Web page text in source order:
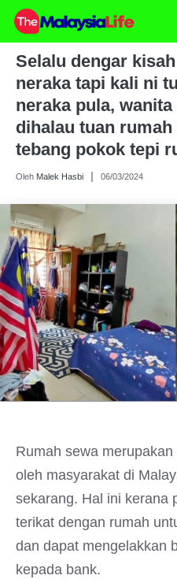
Skip
content
Selalu dengar
neraka tapi kali ni
neraka pula,
dihalau tuan
tebang pokok tepi
Oleh Malek Hasbi 06/03/2024
Rumah sewa
oleh masyarakat di
sekarang. Hal ini kerana
terikat dengan rumah
dan dapat mengelakkan
kepada bank.